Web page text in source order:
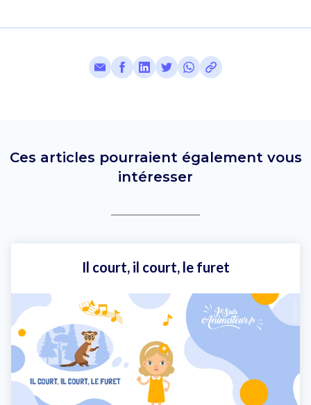
Ces articles pourraient également vous
intéresser
Il court, il court, le furet